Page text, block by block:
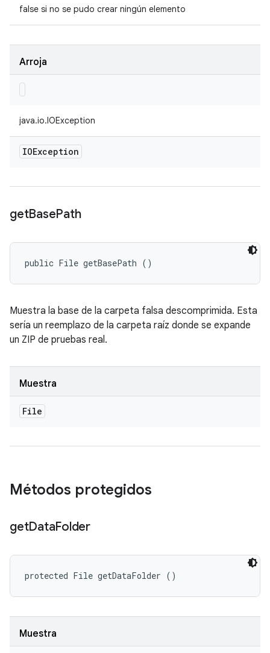
false si no se pudo crear ningún elemento
Arroja
java.io.IOException
IOException
getBasePath
public File getBasePath ()
Muestra la base de la carpeta falsa descomprimida. Esta
sería un reemplazo de la carpeta raíz donde se expande
un ZIP de pruebas real.
Muestra
File
Métodos protegidos
getDataFolder
protected File getDataFolder ()
Muestra